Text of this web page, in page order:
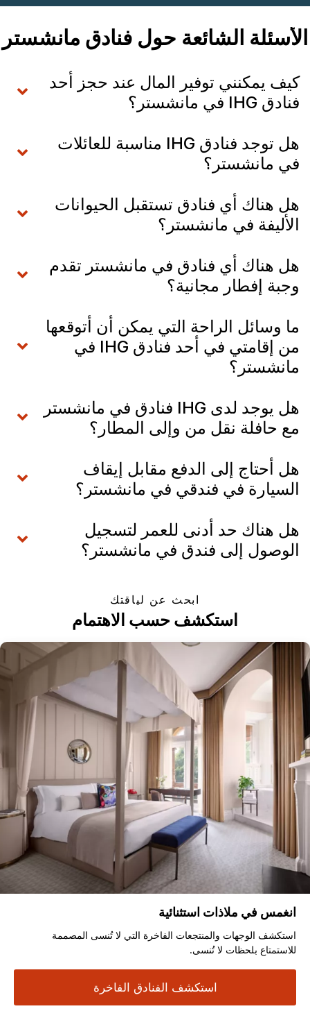
الأسئلة الشائعة حول فنادق مانشستر
كيف يمكنني توفير المال عند حجز أحد
فنادق IHG في مانشستر؟
هل توجد فنادق IHG مناسبة للعائلات
في مانشستر؟
هل هناك أي فنادق تستقبل الحيوانات
الأليفة في مانشستر؟
هل هناك أي فنادق في مانشستر تقدم
وجبة إفطار مجانية؟
ما وسائل الراحة التي يمكن أن أتوقعها
من إقامتي في أحد فنادق IHG في
مانشستر؟
هل يوجد لدى IHG فنادق في مانشستر
مع حافلة نقل من وإلى المطار؟
هل أحتاج إلى الدفع مقابل إيقاف
السيارة في فندقي في مانشستر؟
هل هناك حد أدنى للعمر لتسجيل
الوصول إلى فندق في مانشستر؟
ابحث عن لياقتك
استكشف حسب الاهتمام
انغمس في ملاذات استثنائية
استكشف الوجهات والمنتجعات الفاخرة التي لا تُنسى المصممة
للاستمتاع بلحظات لا تُنسى.
استكشف الفنادق الفاخرة